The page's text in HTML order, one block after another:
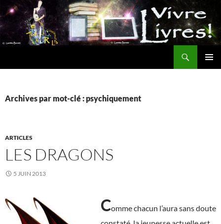
Aller
au
contenu
Archives par mot-clé : psychiquement
ARTICLES
LES DRAGONS
5 JUIN 2013
Comme chacun l’aura sans doute